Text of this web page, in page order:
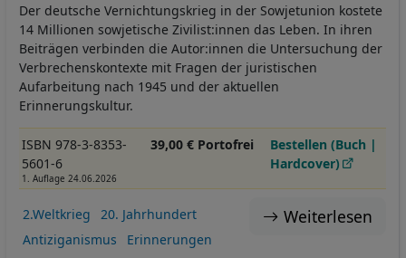
Der deutsche Vernichtungskrieg in der Sowjetunion kostete
14 Millionen sowjetische Zivilist:innen das Leben. In ihren
Beiträgen verbinden die Autor:innen die Untersuchung der
Verbrechenskontexte mit Fragen der juristischen
Aufarbeitung nach 1945 und der aktuellen
Erinnerungskultur.
ISBN 978-3-8353-
5601-6
1. Auflage 24.06.2026
39,00 € Portofrei
Bestellen (Buch |
Hardcover)
Weiterlesen
2.Weltkrieg
20. Jahrhundert
Antiziganismus
Erinnerungen